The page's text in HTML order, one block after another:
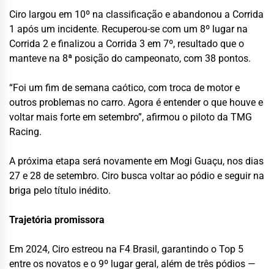
Ciro largou em 10º na classificação e abandonou a Corrida
1 após um incidente. Recuperou-se com um 8º lugar na
Corrida 2 e finalizou a Corrida 3 em 7º, resultado que o
manteve na 8ª posição do campeonato, com 38 pontos.
“Foi um fim de semana caótico, com troca de motor e
outros problemas no carro. Agora é entender o que houve e
voltar mais forte em setembro”, afirmou o piloto da TMG
Racing.
A próxima etapa será novamente em Mogi Guaçu, nos dias
27 e 28 de setembro. Ciro busca voltar ao pódio e seguir na
briga pelo título inédito.
Trajetória promissora
Em 2024, Ciro estreou na F4 Brasil, garantindo o Top 5
entre os novatos e o 9º lugar geral, além de três pódios —